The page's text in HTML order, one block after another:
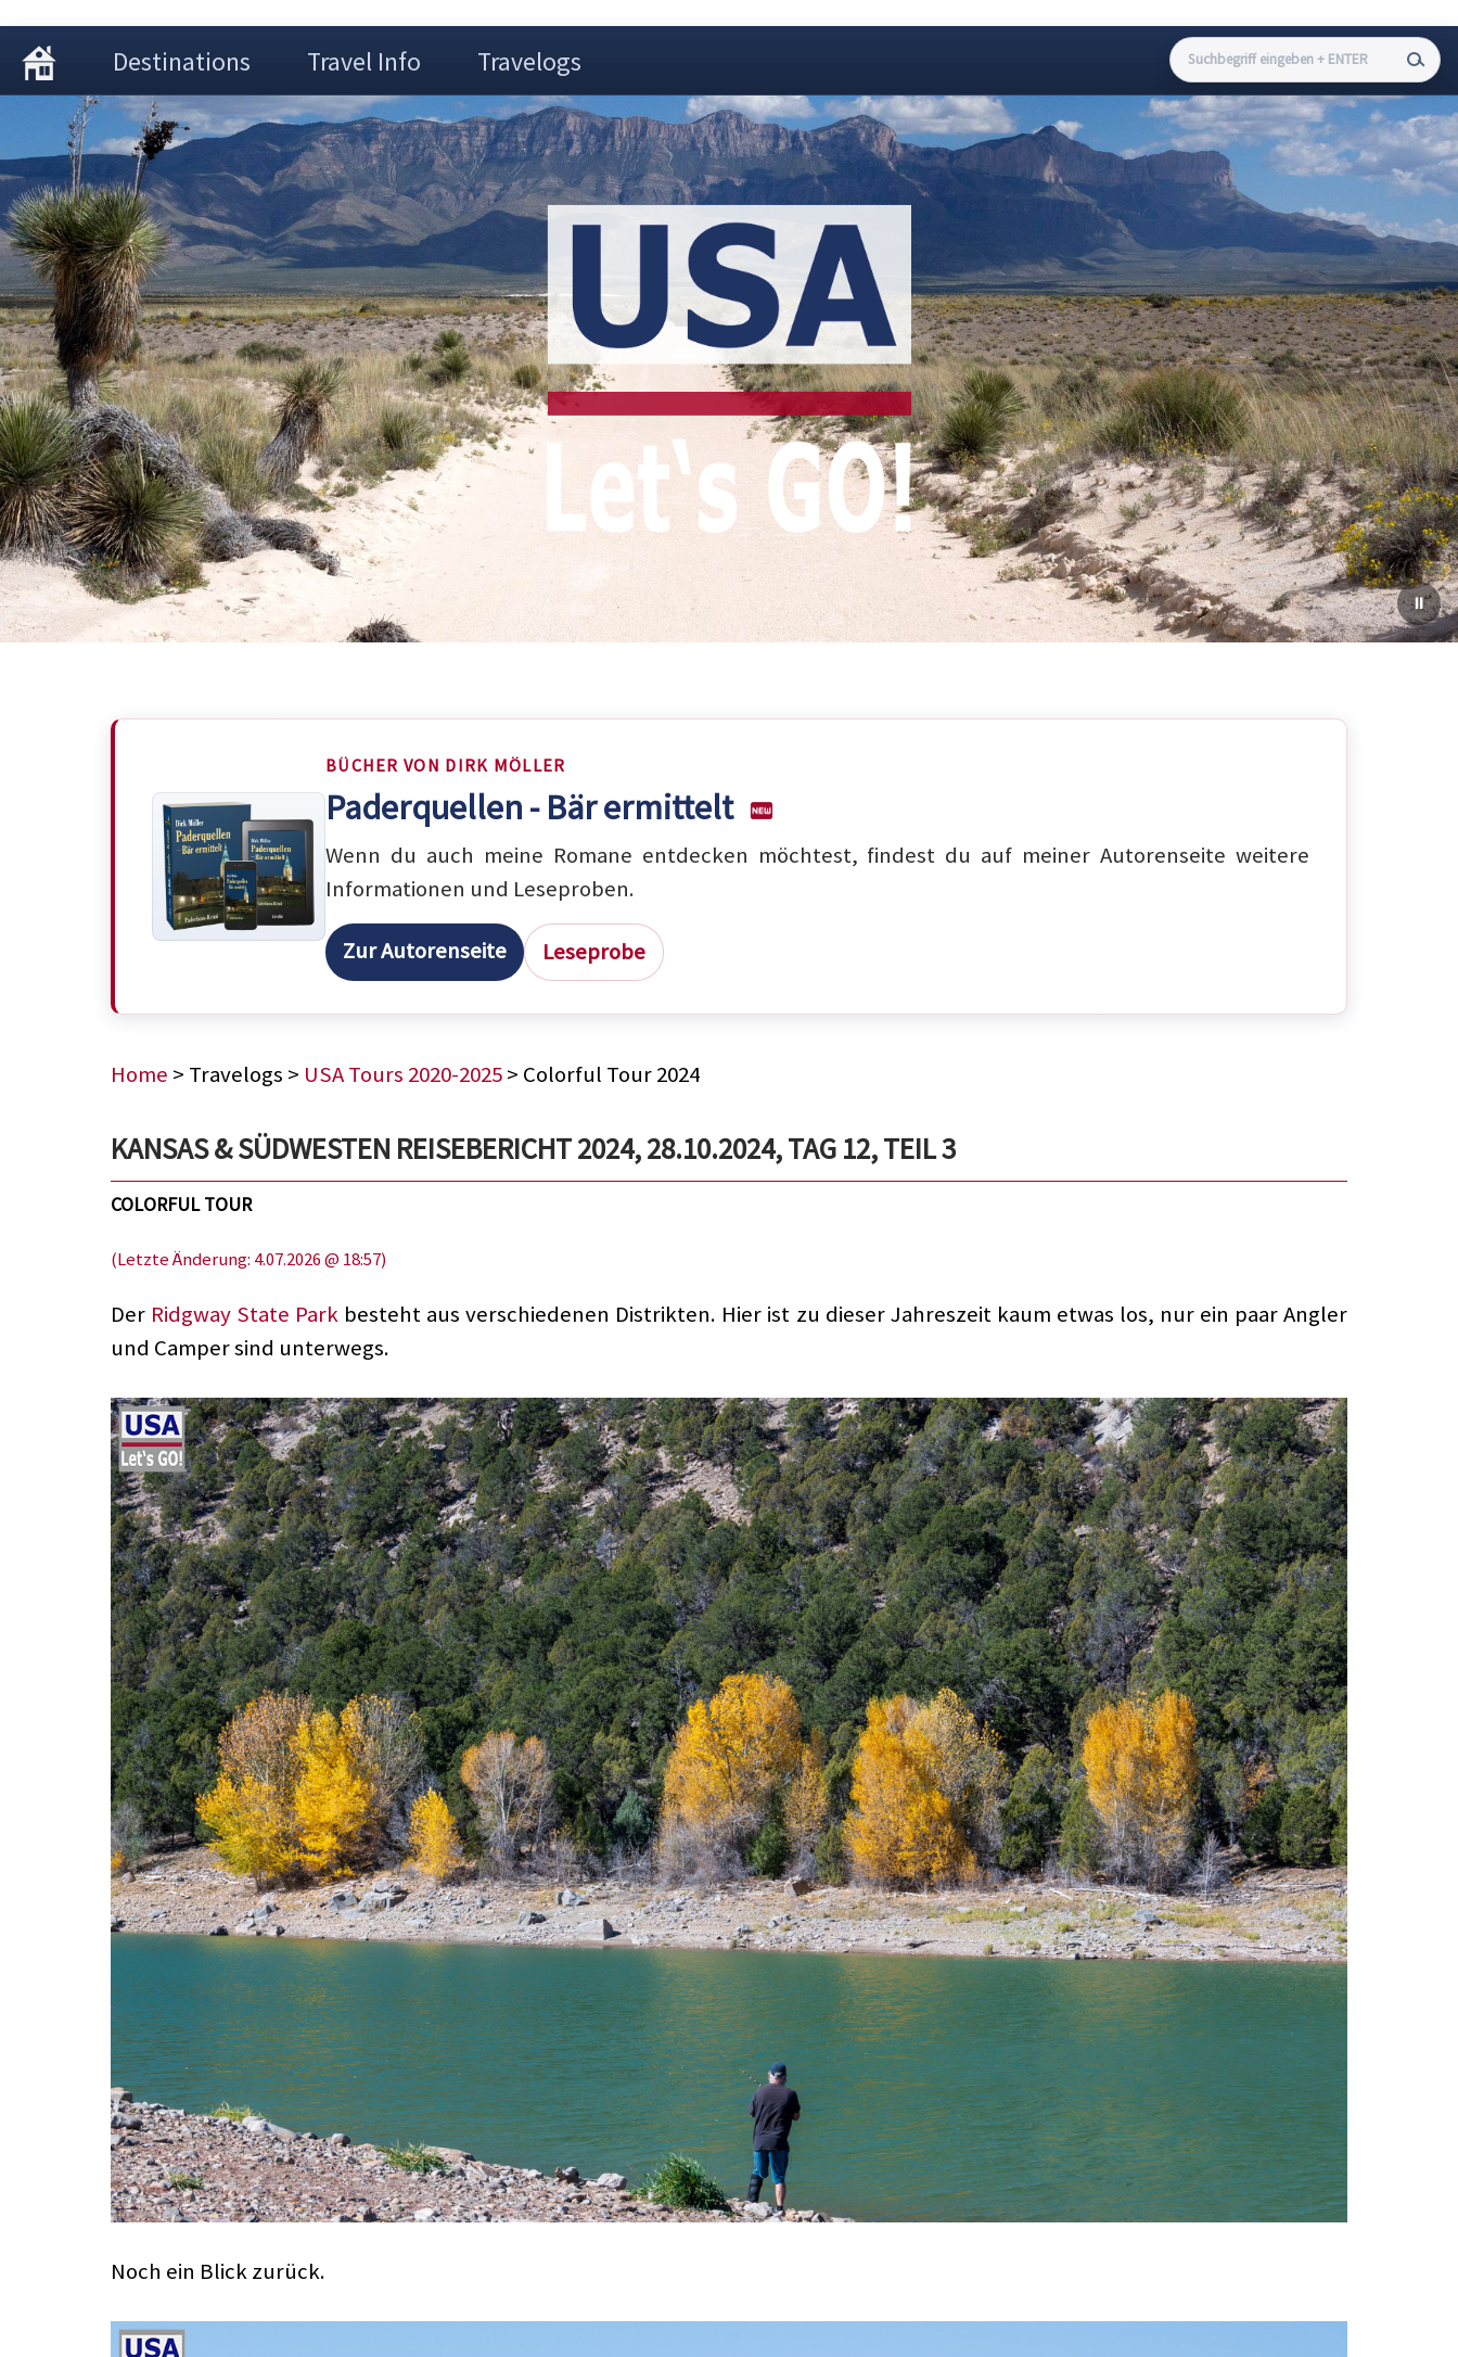
Destinations Travel Info Travelogs
BÜCHER VON DIRK MÖLLER
Paderquellen - Bär ermittelt
Wenn du auch meine Romane entdecken möchtest, findest du auf meiner Autorenseite weitere
Informationen und Leseproben.
Zur Autorenseite Leseprobe
Home > Travelogs > USA Tours 2020-2025> Colorful Tour 2024
KANSAS & SÜDWESTEN REISEBERICHT 2024, 28.10.2024, TAG 12, TEIL 3
COLORFUL TOUR
(Letzte Änderung: 4.07.2026 @ 18:57)
Der Ridgway State Park besteht aus verschiedenen Distrikten. Hier ist zu dieser Jahreszeit kaum etwas los, nur ein paar Angler
und Camper sind unterwegs.
Noch ein Blick zurück.